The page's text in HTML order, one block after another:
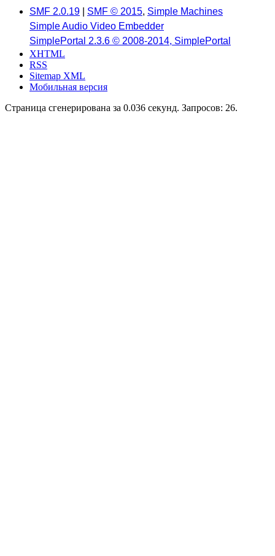
SMF 2.0.19 SMF © 2015, Simple Machines
Simple Audio Video Embedder
SimplePortal 2.3.6 © 2008-2014, SimplePortal
XHTML
RSS
Sitemap XML
Мобильная версия
Страница сгенерирована за 0.036 секунд. Запросов: 26.